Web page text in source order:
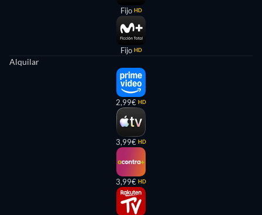
Fijo HD
Fijo HD
Alquilar
2,99€ HD
3,99€ HD
3,99€ HD